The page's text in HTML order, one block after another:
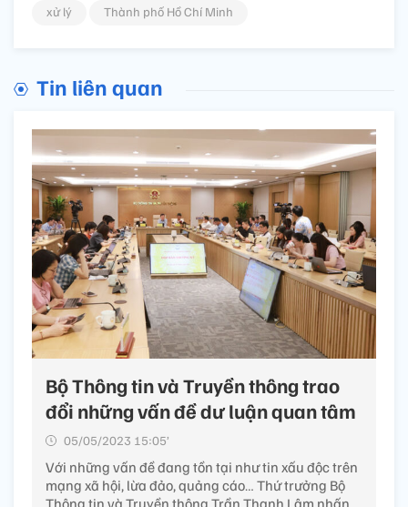
xử lý
Thành phố Hồ Chí Minh
Tin liên quan
Bộ Thông tin và Truyền thông trao
đổi những vấn đề dư luận quan tâm
05/05/2023 15:05’
Với những vấn đề đang tồn tại như tin xấu độc trên
mạng xã hội, lừa đảo, quảng cáo… Thứ trưởng Bộ